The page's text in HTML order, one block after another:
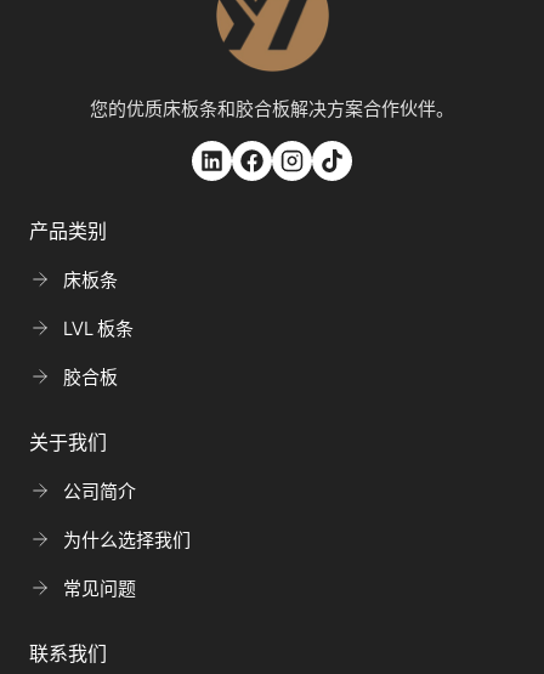
您的优质床板条和胶合板解决方案合作伙伴。
产品类别
床板条
LVL 板条
胶合板
关于我们
公司简介
为什么选择我们
常见问题
联系我们